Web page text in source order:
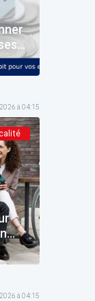
à 04:15
à 04:15